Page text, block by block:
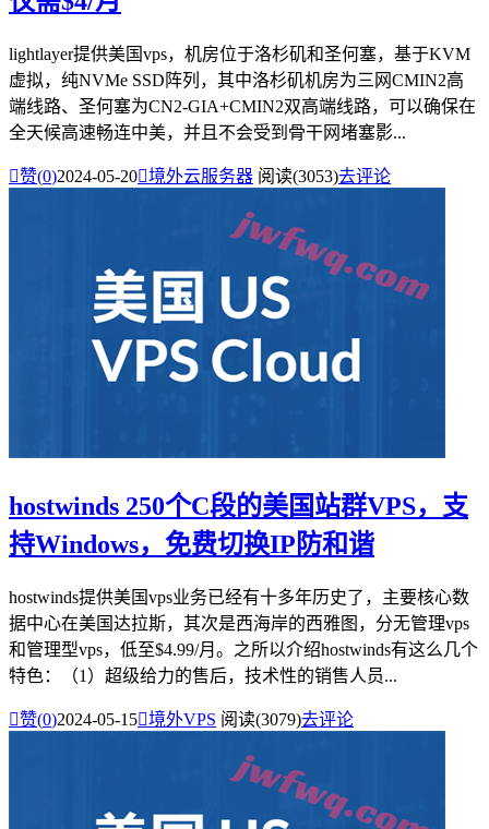
lightlayer提供美国vps，机房位于洛杉矶和圣何塞，基于KVM
虚拟，纯NVMe SSD阵列，其中洛杉矶机房为三网CMIN2高
端线路、圣何塞为CN2-GIA+CMIN2双高端线路，可以确保在
全天候高速畅连中美，并且不会受到骨干网堵塞影...
赞(0)2024-05-20境外云服务器 阅读(3053)去评论
hostwinds 250个C段的美国站群VPS，支
持Windows，免费切换IP防和谐
hostwinds提供美国vps业务已经有十多年历史了，主要核心数
据中心在美国达拉斯，其次是西海岸的西雅图，分无管理vps
和管理型vps，低至$4.99/月。之所以介绍hostwinds有这么几个
特色：（1）超级给力的售后，技术性的销售人员...
赞(0)2024-05-15境外VPS 阅读(3079)去评论